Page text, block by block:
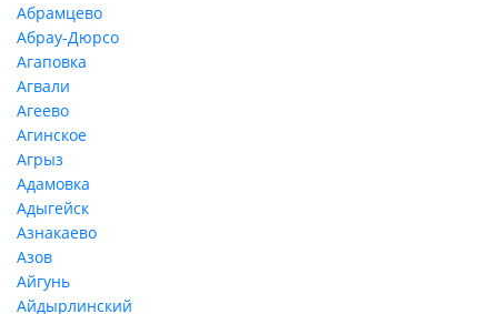
Абрамцево
Абрау-Дюрсо
Агаповка
Агвали
Агеево
Агинское
Агрыз
Адамовка
Адыгейск
Азнакаево
Азов
Айгунь
Айдырлинский